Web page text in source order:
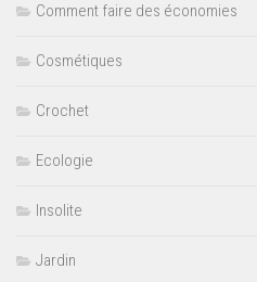
Comment faire des économies
Cosmétiques
Crochet
Ecologie
Insolite
Jardin